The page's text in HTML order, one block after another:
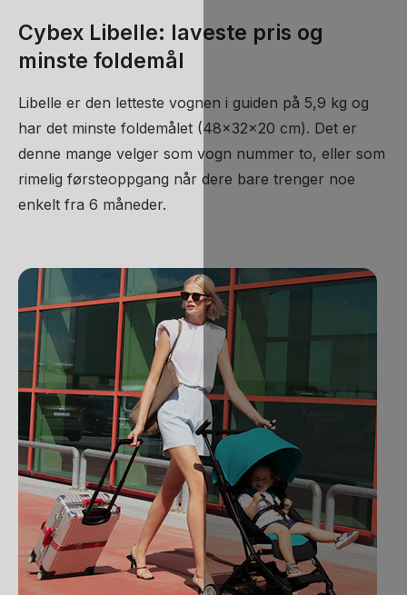
Cybex Libelle: laveste pris og
minste foldemål
Libelle er den letteste vognen i guiden på 5,9 kg og
har det minste foldemålet (48x32x20 cm). Det er
denne mange velger som vogn nummer to, eller som
rimelig førsteoppgang når dere bare trenger noe
enkelt fra 6 måneder.